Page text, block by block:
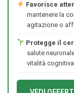
Favorisce
mantenere la
agitazione o
Protegge il
salute
vitalità cognitiva